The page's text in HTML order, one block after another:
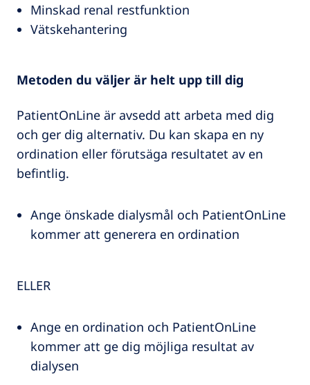
Minskad renal restfunktion
Vätskehantering
Metoden du väljer är helt upp till dig
PatientOnLine är avsedd att arbeta med dig
och ger dig alternativ. Du kan skapa en ny
ordination eller förutsäga resultatet av en
befintlig.
Ange önskade dialysmål och PatientOnLine
kommer att generera en ordination
ELLER
Ange en ordination och PatientOnLine
kommer att ge dig möjliga resultat av
dialysen